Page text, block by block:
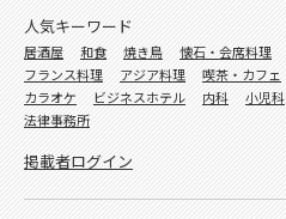
人気キーワード
居酒屋 和食 焼き鳥 懐石・会席料理
フランス料理
アジア料理 喫茶・カフェ
カラオケ
ビジネスホテル 内科 小児科
法律事務所
掲載者ログイン